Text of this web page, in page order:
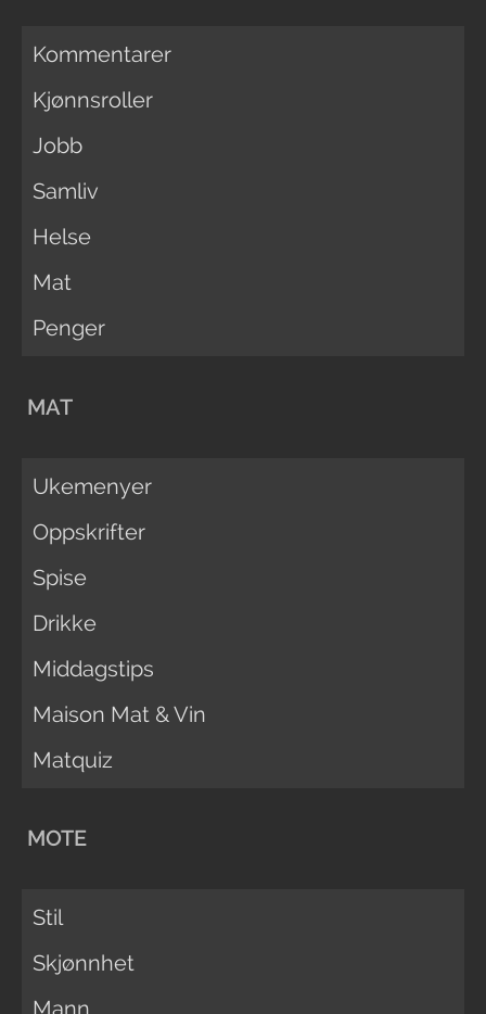
Kommentarer
Kjønnsroller
Jobb
Samliv
Helse
Mat
Penger
MAT
Ukemenyer
Oppskrifter
Spise
Drikke
Middagstips
Maison Mat & Vin
Matquiz
MOTE
Stil
Skjønnhet
Mann